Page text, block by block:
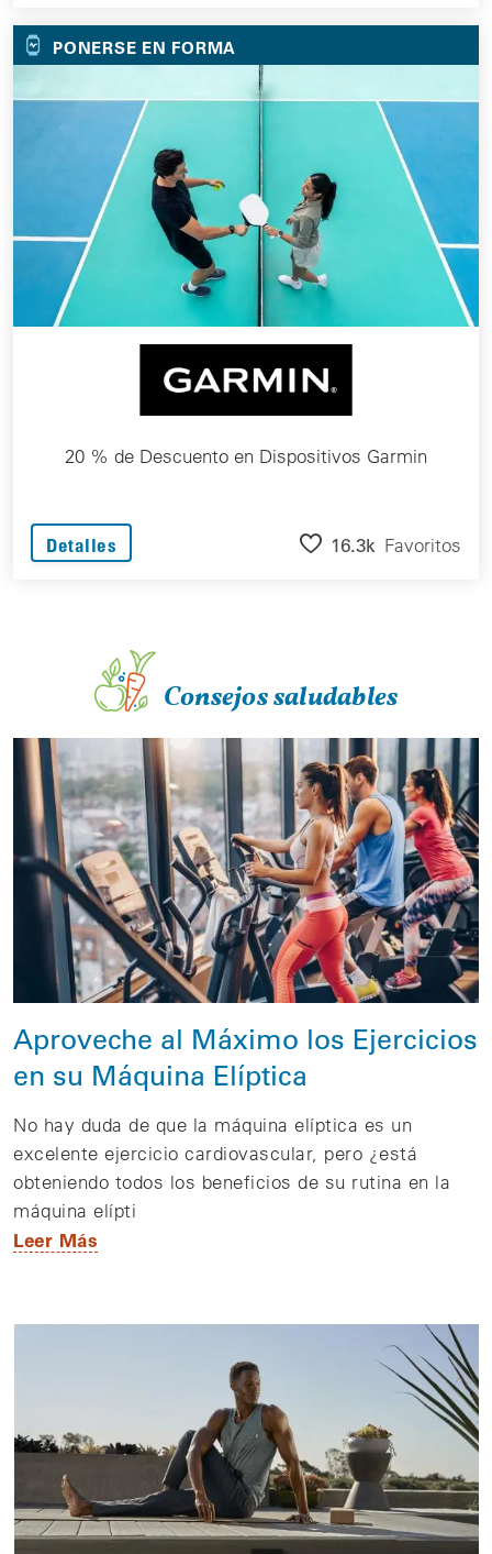
PONERSE EN FORMA
20 % de Descuento en Dispositivos Garmin
Detalles 16.3k Favoritos
Consejos saludables
Aproveche al Máximo los Ejercicios
en su Máquina Elíptica
No hay duda de que la máquina elíptica es un
excelente ejercicio cardiovascular, pero ¿está
obteniendo todos los beneficios de su rutina en la
máquina elípti
Leer Más